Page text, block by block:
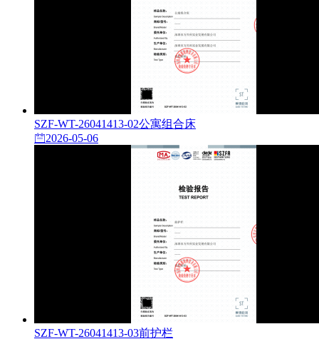
SZF-WT-26041413-02公寓组合床
2026-05-06
SZF-WT-26041413-03前护栏